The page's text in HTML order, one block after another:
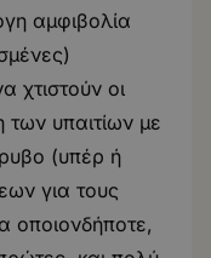
αμφιβολία
χτιστούν οι
υπαιτίων με
(υπέρ ή
για τους
οποιονδήποτε,